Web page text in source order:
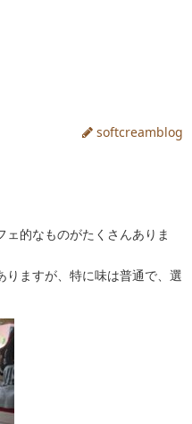
softcreamblog
的なものがたくさんありま
りますが、特に味は普通で、選